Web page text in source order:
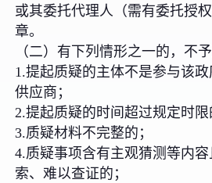
或其委托代理人（需有委托授
章。
（二）有下列情形之一的，不予
1.提起质疑的主体不是参与该
供应商；
2.提起质疑的时间超过规定时限
3.质疑材料不完整的；
4.质疑事项含有主观猜测等内
索、难以查证的；